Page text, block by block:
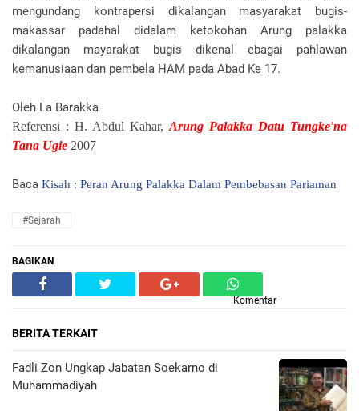
mengundang kontrapersi dikalangan masyarakat bugis-
makassar padahal didalam ketokohan Arung palakka
dikalangan mayarakat bugis dikenal ebagai pahlawan
kemanusiaan dan pembela HAM pada Abad Ke 17.
Oleh La Barakka
Referensi : H. Abdul Kahar, Arung Palakka Datu Tungke'na
Tana Ugie 2007
Baca Kisah : Peran Arung Palakka Dalam Pembebasan Pariaman
#Sejarah
BAGIKAN
Komentar
BERITA TERKAIT
Fadli Zon Ungkap Jabatan Soekarno di
Muhammadiyah